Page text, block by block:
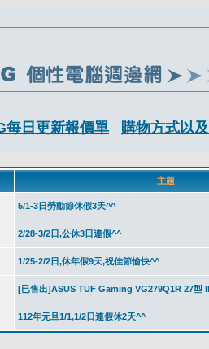
每日更新報價單 購物方式以